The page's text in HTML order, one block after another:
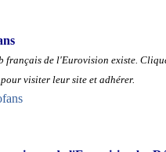
français de l'Eurovision existe.
pour visiter leur site et adhérer.